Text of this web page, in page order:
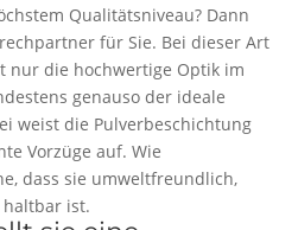
Qualitätsniveau? Dann
für Sie. Bei dieser Art
nur die hochwertige Optik im
genauso der ideale
weist die Pulverbeschichtung
Vorzüge auf. Wie
dass sie umweltfreundlich,
ist.